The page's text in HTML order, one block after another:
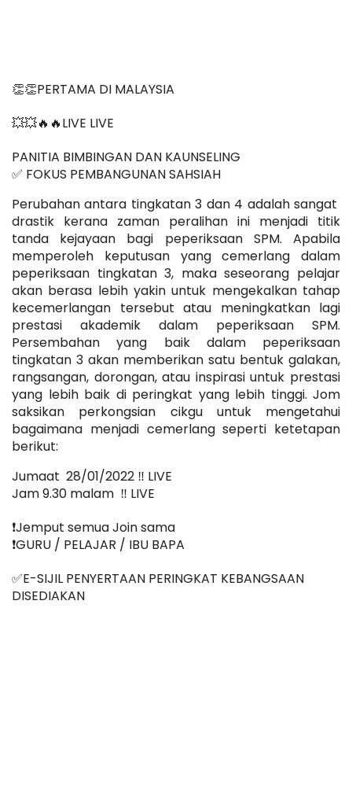
👏👏PERTAMA DI MALAYSIA
💥💥🔥🔥LIVE LIVE
PANITIA BIMBINGAN DAN KAUNSELING
✅ FOKUS PEMBANGUNAN SAHSIAH
Perubahan antara tingkatan 3 dan 4 adalah sangat
drastik kerana zaman peralihan ini menjadi titik
tanda kejayaan bagi peperiksaan SPM. Apabila
memperoleh keputusan yang cemerlang dalam
peperiksaan tingkatan 3, maka seseorang pelajar
akan berasa lebih yakin untuk mengekalkan tahap
kecemerlangan tersebut atau meningkatkan lagi
prestasi akademik dalam peperiksaan SPM.
Persembahan yang baik dalam peperiksaan
tingkatan 3 akan memberikan satu bentuk galakan,
rangsangan, dorongan, atau inspirasi untuk prestasi
yang lebih baik di peringkat yang lebih tinggi. Jom
saksikan perkongsian cikgu untuk mengetahui
bagaimana menjadi cemerlang seperti ketetapan
berikut:
Jumaat  28/01/2022 ‼️ LIVE
Jam 9.30 malam  ‼️ LIVE
❗️Jemput semua Join sama
❗️GURU / PELAJAR / IBU BAPA
✅E-SIJIL PENYERTAAN PERINGKAT KEBANGSAAN
DISEDIAKAN